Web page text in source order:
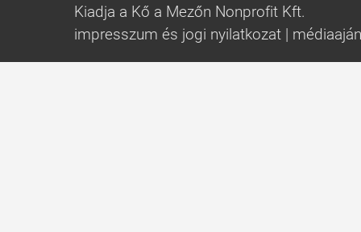
Kiadja a Kő a Mezőn Nonprofit Kft.
impresszum és jogi nyilatkozat